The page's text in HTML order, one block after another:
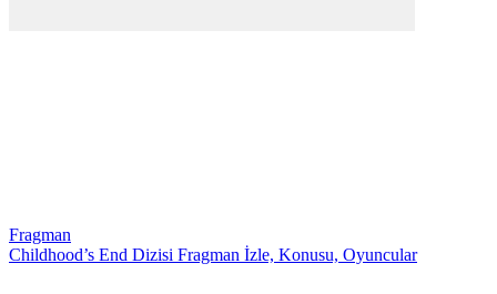
Fragman
Childhood’s End Dizisi Fragman İzle, Konusu, Oyuncular